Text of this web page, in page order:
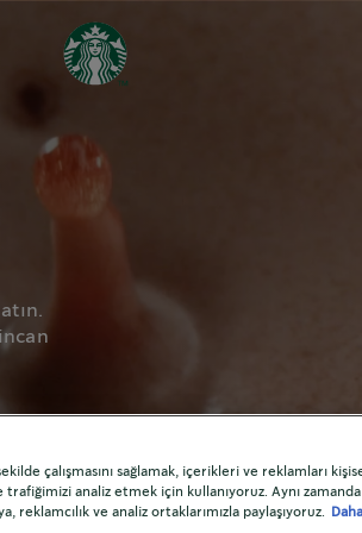
çalışmasını sağlamak, içerikleri ve reklamları
analiz etmek için kullanıyoruz. Aynı
reklamcılık ve analiz ortaklarımızla paylaşıyoruz.